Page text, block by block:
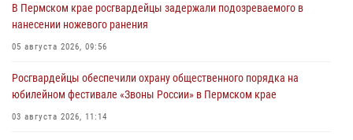
В Пермском крае росгвардейцы задержали подозреваемого в
нанесении ножевого ранения
05 августа 2026, 09:56
Росгвардейцы обеспечили охрану общественного порядка на
юбилейном фестивале «Звоны России» в Пермском крае
03 августа 2026, 11:14